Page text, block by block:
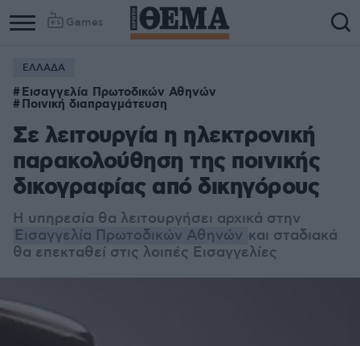
Games
ΕΛΛΑΔΑ
Εισαγγελία Πρωτοδικών Αθηνών
Ποινική διαπραγμάτευση
Σε λειτουργία η ηλεκτρονική
παρακολούθηση της ποινικής
δικογραφίας από δικηγόρους
Η υπηρεσία θα λειτουργήσει αρχικά στην
Εισαγγελία Πρωτοδικών Αθηνών και σταδιακά
θα επεκταθεί στις λοιπές Εισαγγελίες